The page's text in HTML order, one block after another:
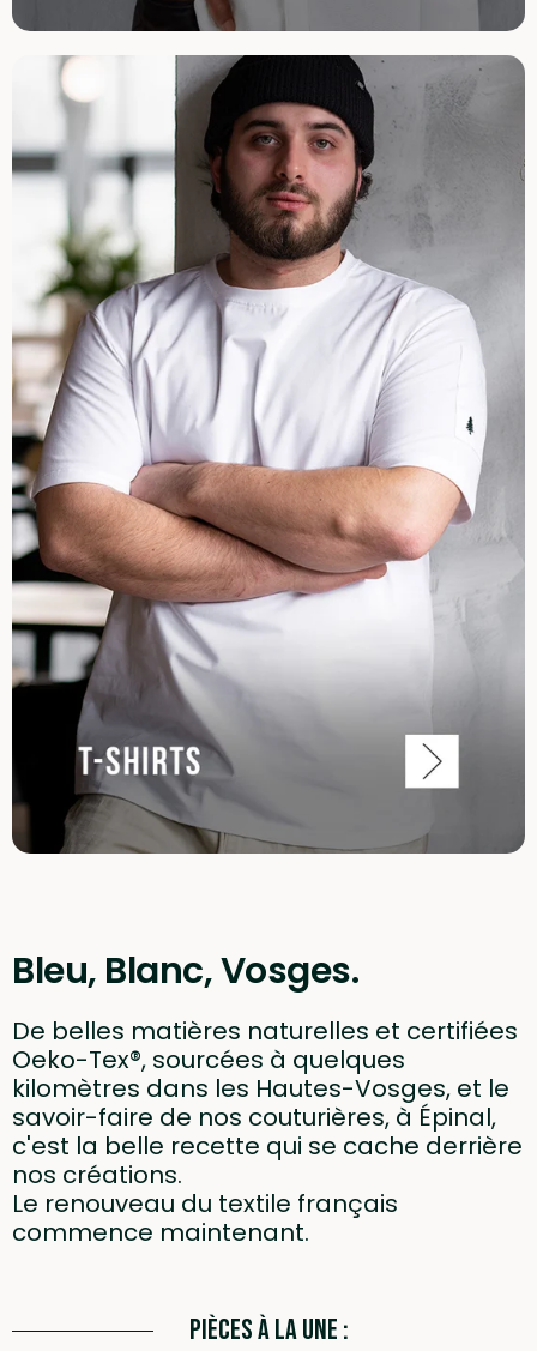
Bleu, Blanc, Vosges.
De belles matières naturelles et certifiées
Oeko-Tex®, sourcées à quelques
kilomètres dans les Hautes-Vosges, et le
savoir-faire de nos couturières, à Épinal,
c'est la belle recette qui se cache derrière
nos créations.
Le renouveau du textile français
commence maintenant.
Pièces à la une :